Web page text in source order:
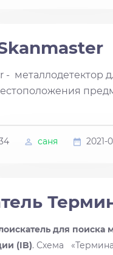
металлодетектор
саня 2021-
для
(IB). Схема